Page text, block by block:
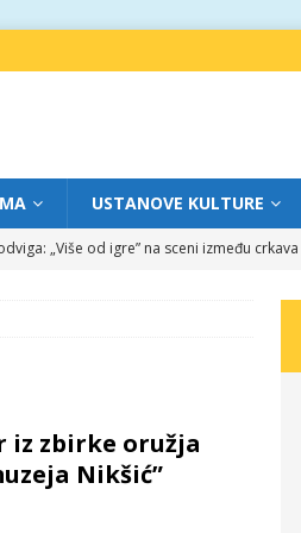
USTANOVE KULTURE
„Više od igre” na sceni između crkava
otvorio novo poglavlje likovnog
za srijedu, 5. avgust
iz zbirke oružja
Nikšić”